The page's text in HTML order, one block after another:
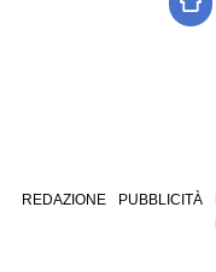
REDAZIONE PUBBLICITÀ